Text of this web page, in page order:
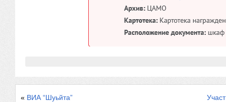
« ВИА “Шуьйта”